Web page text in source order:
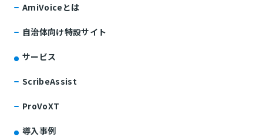
AmiVoiceとは
自治体向け特設サイト
サービス
ScribeAssist
ProVoXT
導入事例